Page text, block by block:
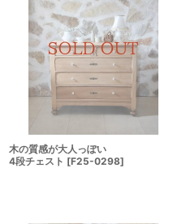
木の質感が大人っぽい
4段チェスト [F25-0298]